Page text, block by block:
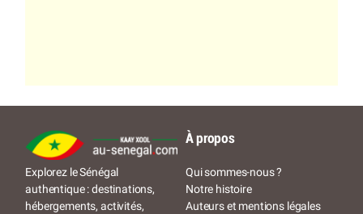
Explorez le Sénégal
authentique : destinations,
hébergements, activités,
À propos
Qui sommes-nous ?
Notre histoire
Auteurs et mentions légales